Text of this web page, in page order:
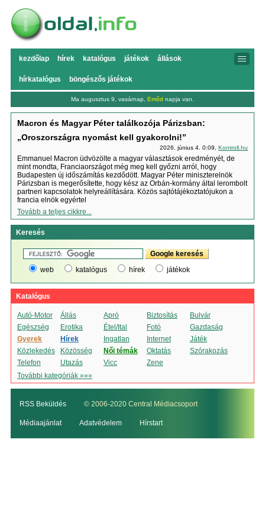
kezdőlap hírek katalógus játékok állások
hírkatalógus böngészős játékok
Ma augusztus 9, vasárnap, Emőd napja van.
Macron és Magyar Péter találkozója Párizsban:
„Oroszországra nyomást kell gyakorolni!”
2026. június 4. 0:09,Kontroll.hu
Emmanuel Macron üdvözölte a magyar választások eredményét, de
mint mondta, Franciaországot még meg kell győzni arról, hogy
Budapesten új időszámítás kezdődött. Magyar Péter miniszterelnök
Párizsban is megerősítette, hogy kész az Orbán-kormány által lerombolt
partneri kapcsolatok helyreállítására. Közös sajtótájékoztatójukon a
francia elnök egyértel
Tovább a teljes cikkre...
Keresés
web katalógus hírek játékok
Katalógus
Autó-Motor Állás Apró Biztosítás
Bulvár
Egészség
Erotika Étel/Ital Fotó
Gazdaság
Gyerek
Hírek Ingatlan Internet
Játék
Közlekedés
Közösség Női témák Oktatás
Szórakozás
Telefon
Utazás Vicc
Zene
További kategóriák »»»
RSS Beküldés © 2006-2020 Central Médiacsoport
Médiaajánlat Adatvédelem Hírstart